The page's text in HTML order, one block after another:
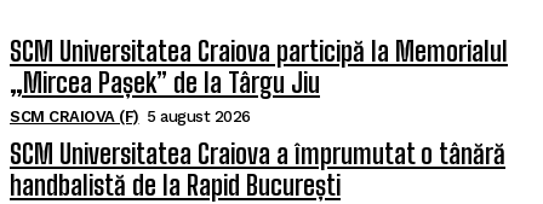
SCM Universitatea Craiova participă la Memorialul
„Mircea Pașek” de la Târgu Jiu
SCM CRAIOVA (F) 5 august 2026
SCM Universitatea Craiova a împrumutat o tânără
handbalistă de la Rapid București